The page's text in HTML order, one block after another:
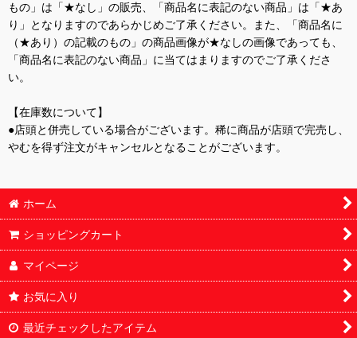
もの」は「★なし」の販売、「商品名に表記のない商品」は「★あ
り」となりますのであらかじめご了承ください。また、「商品名に
（★あり）の記載のもの」の商品画像が★なしの画像であっても、
「商品名に表記のない商品」に当てはまりますのでご了承くださ
い。
【在庫数について】
●店頭と併売している場合がございます。稀に商品が店頭で完売し、
やむを得ず注文がキャンセルとなることがございます。
ホーム
ショッピングカート
マイページ
お気に入り
最近チェックしたアイテム